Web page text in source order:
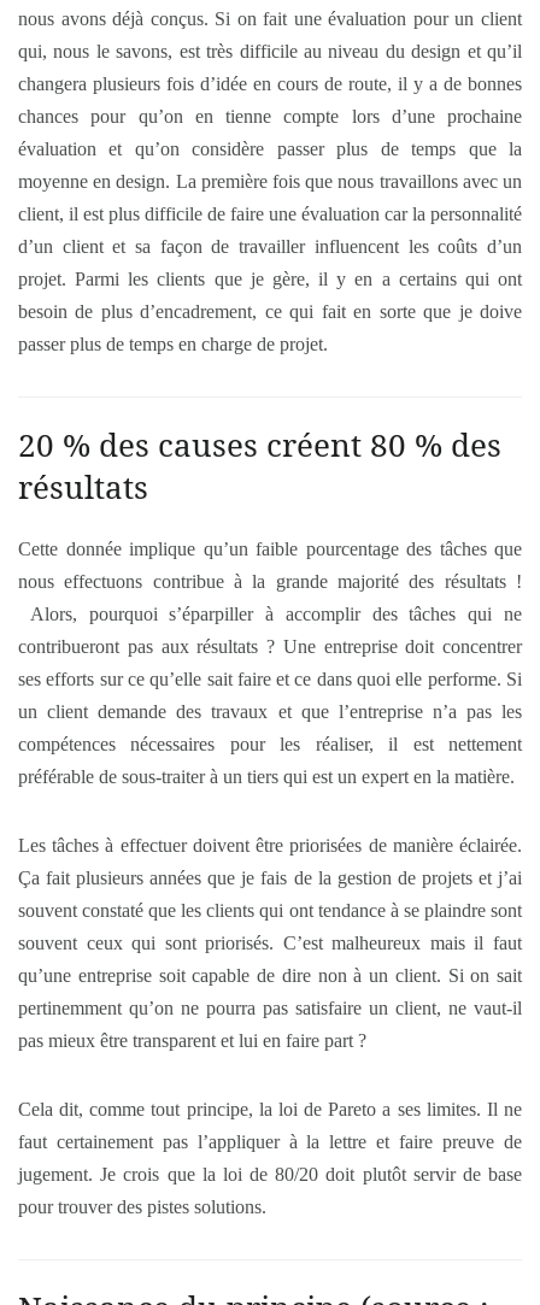
nous avons déjà conçus. Si on fait une évaluation pour un client
qui, nous le savons, est très difficile au niveau du design et qu’il
changera plusieurs fois d’idée en cours de route, il y a de bonnes
chances pour qu’on en tienne compte lors d’une prochaine
évaluation et qu’on considère passer plus de temps que la
moyenne en design. La première fois que nous travaillons avec un
client, il est plus difficile de faire une évaluation car la personnalité
d’un client et sa façon de travailler influencent les coûts d’un
projet. Parmi les clients que je gère, il y en a certains qui ont
besoin de plus d’encadrement, ce qui fait en sorte que je doive
passer plus de temps en charge de projet.
20 % des causes créent 80 % des
résultats
Cette donnée implique qu’un faible pourcentage des tâches que
nous effectuons contribue à la grande majorité des résultats !
Alors, pourquoi s’éparpiller à accomplir des tâches qui ne
contribueront pas aux résultats ? Une entreprise doit concentrer
ses efforts sur ce qu’elle sait faire et ce dans quoi elle performe. Si
un client demande des travaux et que l’entreprise n’a pas les
compétences nécessaires pour les réaliser, il est nettement
préférable de sous-traiter à un tiers qui est un expert en la matière.
Les tâches à effectuer doivent être priorisées de manière éclairée.
Ça fait plusieurs années que je fais de la gestion de projets et j’ai
souvent constaté que les clients qui ont tendance à se plaindre sont
souvent ceux qui sont priorisés. C’est malheureux mais il faut
qu’une entreprise soit capable de dire non à un client. Si on sait
pertinemment qu’on ne pourra pas satisfaire un client, ne vaut-il
pas mieux être transparent et lui en faire part ?
Cela dit, comme tout principe, la loi de Pareto a ses limites. Il ne
faut certainement pas l’appliquer à la lettre et faire preuve de
jugement. Je crois que la loi de 80/20 doit plutôt servir de base
pour trouver des pistes solutions.